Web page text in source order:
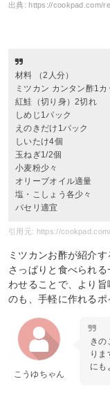
出典: https://cookpad.com/
材料 （2人分）
ミツカン カンタン酢1カ
紅鮭（切り身）2切れ
しめじ1パック
えのきだけ1パック
しいたけ4個
玉ねぎ1/2個
小麦粉少々
オリーブオイル適量
塩・こしょう各少々
パセリ適宜
引用元: https://
ミツカンお酢が紹介
さっぱりと食べられ
わせることで、より
のも、手軽に作れるポ
こうゆちゃん
きの
りま
にも